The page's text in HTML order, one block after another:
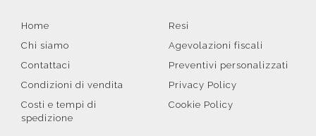
Home
Chi siamo
Contattaci
Condizioni di vendita
Costi e tempi di
spedizione
Resi
Agevolazioni fiscali
Preventivi personalizzati
Privacy Policy
Cookie Policy